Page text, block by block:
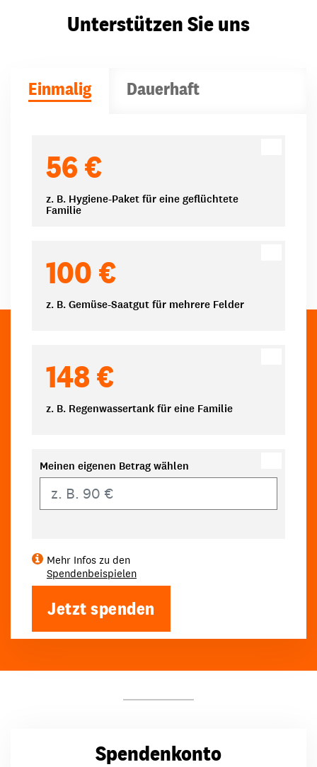
Unterstützen Sie uns
Einmalig Dauerhaft
56 €
z. B. Hygiene-Paket für eine geflüchtete
Familie
100 €
z. B. Gemüse-Saatgut für mehrere Felder
148 €
z. B. Regenwassertank für eine Familie
Meinen eigenen Betrag wählen
Mehr Infos zu den
Spendenbeispielen
Jetzt spenden
Spendenkonto